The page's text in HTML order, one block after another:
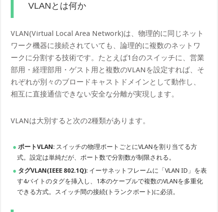
VLANとは何か
VLAN(Virtual Local Area Network)は、物理的に同じネット
ワーク機器に接続されていても、論理的に複数のネットワ
ークに分割する技術です。たとえば1台のスイッチに、営業
部用・経理部用・ゲスト用と複数のVLANを設定すれば、そ
れぞれが別々のブロードキャストドメインとして動作し、
相互に直接通信できない安全な分離が実現します。
VLANは大別すると次の2種類があります。
ポートVLAN: スイッチの物理ポートごとにVLANを割り当てる方
式。設定は単純だが、ポート数で分割数が制限される。
タグVLAN(IEEE 802.1Q): イーサネットフレームに「VLAN ID」を表
す4バイトのタグを挿入し、1本のケーブルで複数のVLANを多重化
できる方式。スイッチ間の接続(トランクポート)に必須。